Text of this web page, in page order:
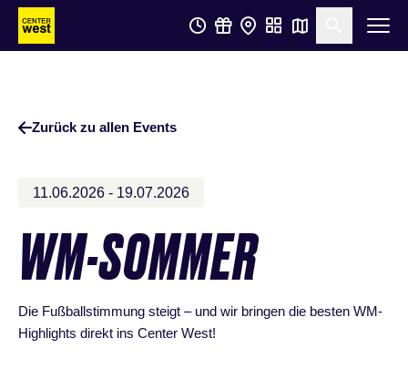
Zum
Hauptinhalt
Zum
Footer
Suche
Zurück zu allen Events
11.06.2026 - 19.07.2026
WM-SOMMER
Die Fußballstimmung steigt – und wir bringen die besten WM-
Highlights direkt ins Center West!